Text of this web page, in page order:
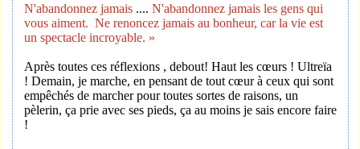
N'abandonnez jamais.... N'abandonnez jamais les gens qui
vous aiment. Ne renoncez jamais au bonheur, car la vie est
un spectacle incroyable. »
Après toutes ces réflexions , debout! Haut les cœurs ! Ultreïa
! Demain, je marche, en pensant de tout cœur à ceux qui sont
empêchés de marcher pour toutes sortes de raisons, un
pèlerin, ça prie avec ses pieds, ça au moins je sais encore faire
!